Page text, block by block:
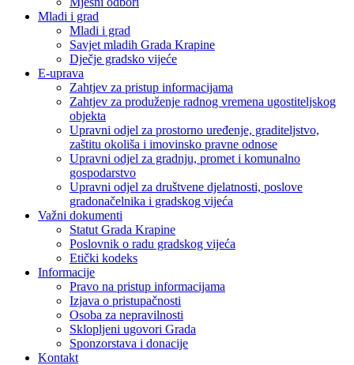
Mladi i grad
Mladi i grad
Savjet mladih Grada Krapine
Dječje gradsko vijeće
E-uprava
Zahtjev za pristup informacijama
Zahtjev za produženje radnog vremena ugostiteljskog
objekta
Upravni odjel za prostorno uređenje, graditeljstvo,
zaštitu okoliša i imovinsko pravne odnose
Upravni odjel za gradnju, promet i komunalno
gospodarstvo
Upravni odjel za društvene djelatnosti, poslove
gradonačelnika i gradskog vijeća
Važni dokumenti
Statut Grada Krapine
Poslovnik o radu gradskog vijeća
Etički kodeks
Informacije
Pravo na pristup informacijama
Izjava o pristupačnosti
Osoba za nepravilnosti
Sklopljeni ugovori Grada
Sponzorstava i donacije
Kontakt